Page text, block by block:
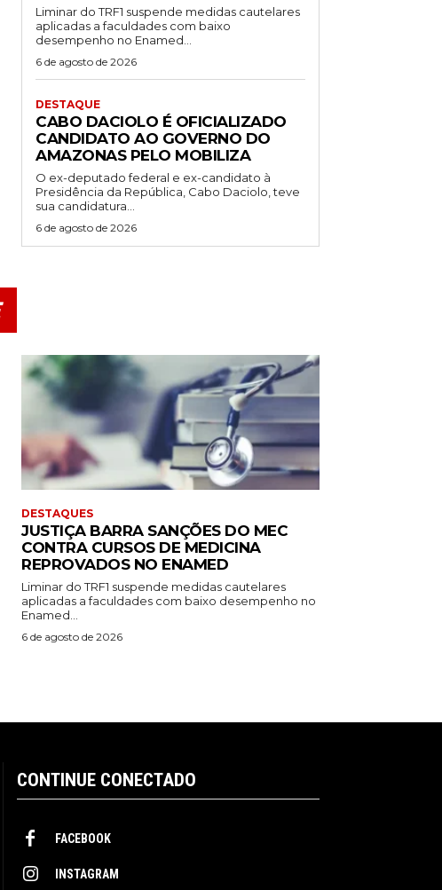
Liminar do TRF1 suspende medidas cautelares
aplicadas a faculdades com baixo
desempenho no Enamed...
6 de agosto de 2026
DESTAQUE
CABO DACIOLO É OFICIALIZADO
CANDIDATO AO GOVERNO DO
AMAZONAS PELO MOBILIZA
O ex-deputado federal e ex-candidato à
Presidência da República, Cabo Daciolo, teve
sua candidatura...
6 de agosto de 2026
DESTAQUES
JUSTIÇA BARRA SANÇÕES DO MEC
CONTRA CURSOS DE MEDICINA
REPROVADOS NO ENAMED
Liminar do TRF1 suspende medidas cautelares
aplicadas a faculdades com baixo desempenho no
Enamed...
6 de agosto de 2026
CONTINUE CONECTADO
FACEBOOK
INSTAGRAM